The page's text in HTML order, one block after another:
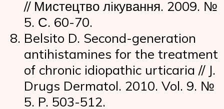
// Мистецтво лiкування. 2009. №
5. С. 60-70.
Belsito D. Second-generation
antihistamines for the treatment
of chronic idiopathic urticaria // J.
Drugs Dermatol. 2010. Vol. 9. №
5. P. 503-512.